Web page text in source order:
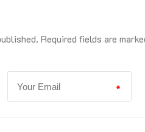
Required fields are
*